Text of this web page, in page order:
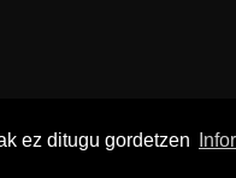
ez ditugu gordetzen
Honi buruz